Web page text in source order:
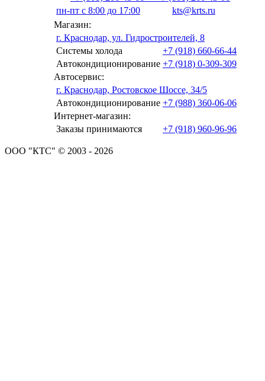
пн-пт с 8:00 до 17:00
kts@krts.ru
Магазин:
г. Краснодар, ул. Гидростроителей, 8
Системы холода
+7 (918) 660-66-44
Автокондиционирование +7 (918) 0-309-309
Автосервис:
г. Краснодар, Ростовское Шоссе, 34/5
Автокондиционирование +7 (988) 360-06-06
Интернет-магазин:
Заказы принимаются
+7 (918) 960-96-96
ООО "КТС" © 2003 - 2026